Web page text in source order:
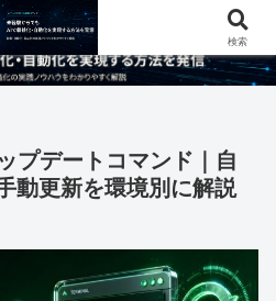
プデートコマンド｜自
動更新を環境別に解説
検索